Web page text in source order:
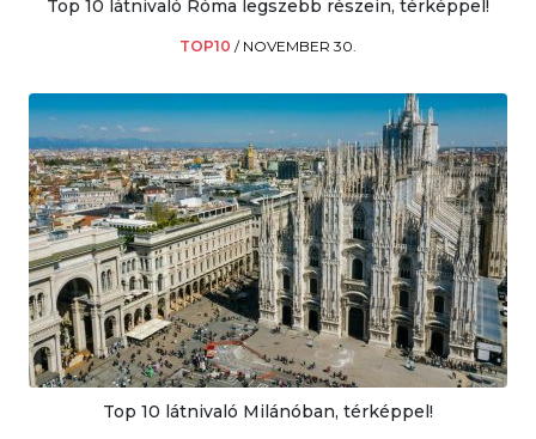
Top 10 látnivaló Róma legszebb részein, térképpel!
TOP10 / NOVEMBER 30.
Top 10 látnivaló Milánóban, térképpel!